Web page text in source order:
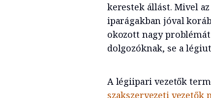
kerestek állást. Mivel
iparágakban jóval
okozott nagy
dolgozóknak, se a
A légiipari vezetők
szakszervezeti vezetők